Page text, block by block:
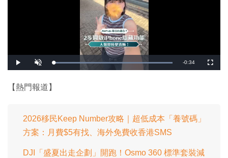
播
放
開
啟
載
入
%
剩
-0:34
全
螢
【熱門報道】
2026移民Keep Number攻略｜超低成本「養號碼」
方案：月費$5有找、海外免費收香港SMS
DJI「盛夏出走企劃」開跑！Osmo 360 標準套裝減